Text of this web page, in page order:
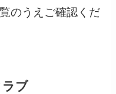
のうえご確認くだ
ラブ